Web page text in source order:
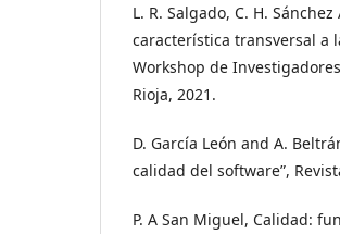
L. R. Salgado, C. H.
característica transversal a
Workshop de
Rioja, 2021.
D. García León and A.
calidad del software”,
P. A San Miguel, Calidad: